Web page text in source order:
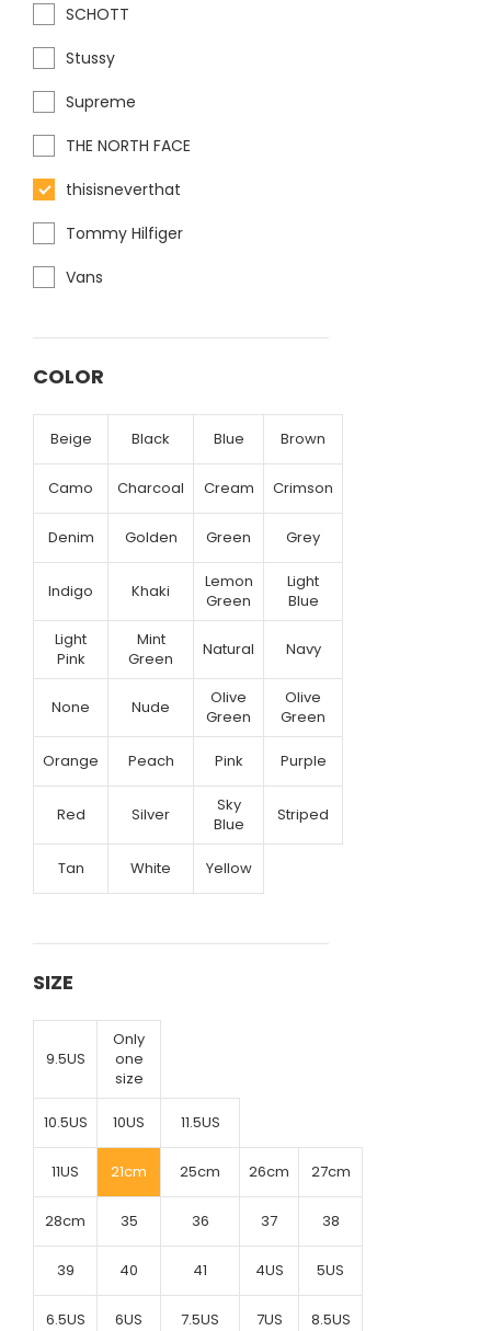
SCHOTT
Stussy
Supreme
THE NORTH FACE
thisisneverthat
Tommy Hilfiger
Vans
COLOR
Beige Black Blue Brown
Camo Charcoal Cream Crimson
Denim Golden Green Grey
Indigo Khaki
Lemon
Green
Light
Blue
Light
Pink
Mint
Green
Natural Navy
None Nude
Olive
Green
Olive
Green
Orange Peach Pink Purple
Red Silver
Sky
Blue
Striped
Tan White Yellow
SIZE
9.5US
Only
one
size
10.5US 10US 11.5US
11US 21cm 25cm 26cm 27cm
28cm 35 36 37 38
39 40 41 4US 5US
6.5US 6US 7.5US 7US 8.5US